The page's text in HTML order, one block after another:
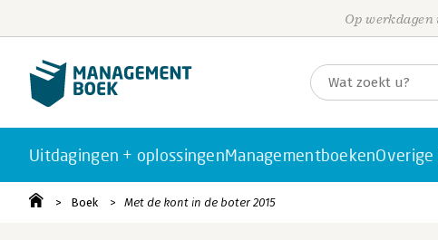
Op
Uitdagingen + oplossingenManagementboekenOverige
Boek Met de kont in de boter 2015